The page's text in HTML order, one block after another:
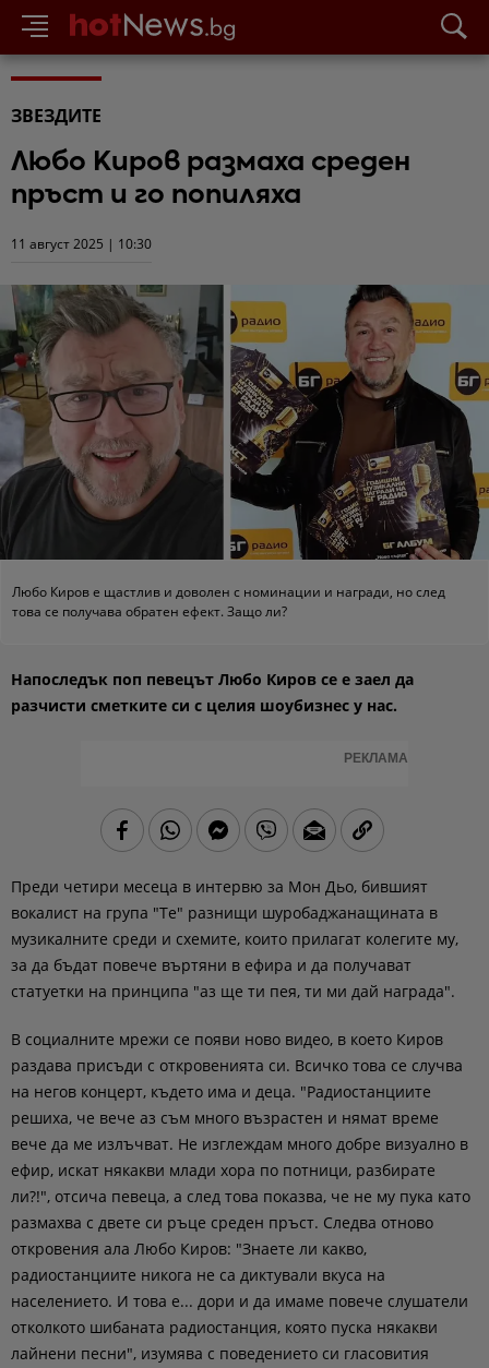
ЗВЕЗДИТЕ
Любо Киров размаха среден
пръст и го попиляха
11 август 2025 | 10:30
Любо Киров е щастлив и доволен с номинации и награди, но след
това се получава обратен ефект. Защо ли?
Напоследък поп певецът Любо Киров се е заел да
разчисти сметките си с целия шоубизнес у нас.
РЕКЛАМА
Преди четири месеца в интервю за Мон Дьо, бившият
вокалист на група "Те" разнищи шуробаджанащината в
музикалните среди и схемите, които прилагат колегите му,
за да бъдат повече въртяни в ефира и да получават
статуетки на принципа "аз ще ти пея, ти ми дай награда".
В социалните мрежи се появи ново видео, в което Киров
раздава присъди с откровенията си. Всичко това се случва
на негов концерт, където има и деца. "Радиостанциите
решиха, че вече аз съм много възрастен и нямат време
вече да ме излъчват. Не изглеждам много добре визуално в
ефир, искат някакви млади хора по потници, разбирате
ли?!", отсича певеца, а след това показва, че не му пука като
размахва с двете си ръце среден пръст. Следва отново
откровения ала Любо Киров: "Знаете ли какво,
радиостанциите никога не са диктували вкуса на
населението. И това е... дори и да имаме повече слушатели
отколкото шибаната радиостанция, която пуска някакви
лайнени песни", изумява с поведението си гласовития